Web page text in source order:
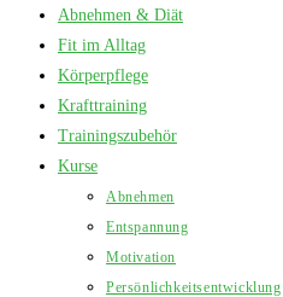
Abnehmen & Diät
Fit im Alltag
Körperpflege
Krafttraining
Trainingszubehör
Kurse
Abnehmen
Entspannung
Motivation
Persönlichkeitsentwicklung